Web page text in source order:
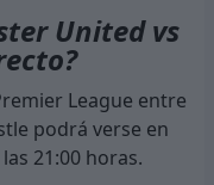
United vs
League entre
podrá verse en
21:00 horas.